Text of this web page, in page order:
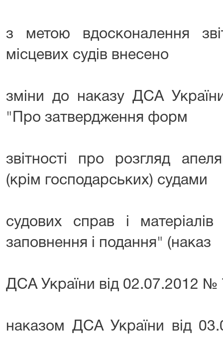
з метою вдосконалення
місцевих судів внесено
зміни до наказу ДСА
"Про затвердження форм
звітності про розгляд
(крім господарських) судами
судових справ і
заповнення і подання" (наказ
ДСА України від 02.07.2012 №
наказом ДСА України від